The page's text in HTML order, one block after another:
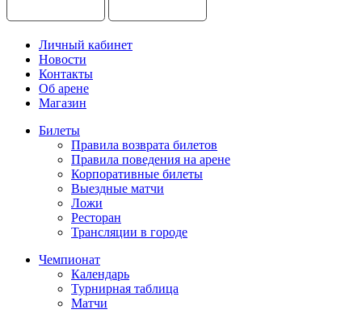
Личный кабинет
Новости
Контакты
Об арене
Магазин
Билеты
Правила возврата билетов
Правила поведения на арене
Корпоративные билеты
Выездные матчи
Ложи
Ресторан
Трансляции в городе
Чемпионат
Календарь
Турнирная таблица
Матчи